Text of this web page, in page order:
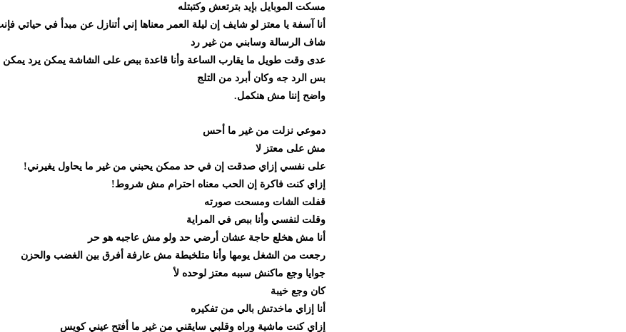
مسكت الموبايل بإيد بترتعش وكتبتله
أنا آسفة يا معتز لو شايف إن ليلة العمر معناها إني أتنازل عن مبدأ في حياتي
شاف الرسالة وسابني من غير رد
عدى وقت طويل ما يقارب الساعة وأنا قاعدة ببص على الشاشة يمكن يرد يمكن
بس الرد جه وكان أبرد من التلج
واضح إننا مش هنكمل.
دموعي نزلت من غير ما أحس
مش على معتز لا
على نفسي إزاي صدقت إن في حد ممكن يحبني من غير ما يحاول يغيرني!
إزاي كنت فاكرة إن الحب معناه احترام مش شروط!
قفلت الشات ومسحت صورته
وقلت لنفسي وأنا ببص في المراية
أنا مش هخلع حاجة عشان أرضي حد ولو مش عاجبه هو حر
رجعت من الشغل يومها وأنا متلخبطة مش عارفة أفرق بين الغضب والحزن
جوايا وجع ماكنش سببه معتز لوحده لأ
كان وجع خيبة
أنا إزاي ماخدتش بالي من تفكيره
إزاي كنت ماشية وراه وقلبي سايقني من غير ما أفتح عيني كويس